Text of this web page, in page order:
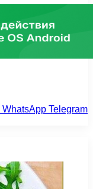
WhatsApp Telegram